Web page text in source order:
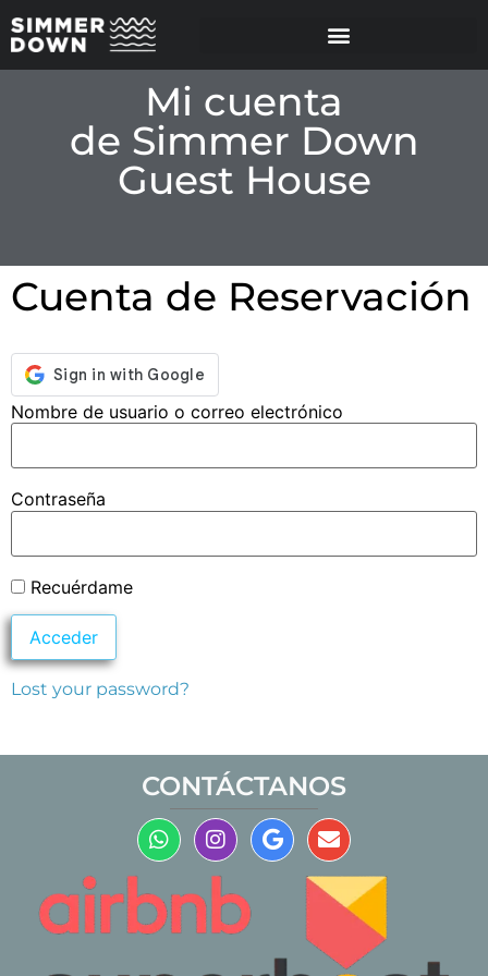
Mi cuenta
de Simmer Down
Guest House
Cuenta de Reservación
Nombre de usuario o correo electrónico
Contraseña
Recuérdame
Lost your password?
CONTÁCTANOS